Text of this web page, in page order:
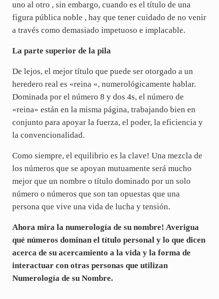
uno al otro , sin embargo, cuando es el título de una
figura pública noble , hay que tener cuidado de no venir
a través como demasiado impetuoso e implacable.
La parte superior de la pila
De lejos, el mejor título que puede ser otorgado a un
heredero real es «reina «, numerológicamente hablar.
Dominada por el número 8 y dos 4s, el número de
«reina» están en la misma página, trabajando bien en
conjunto para apoyar la fuerza, el poder, la eficiencia y
la convencionalidad.
Como siempre, el equilibrio es la clave! Una mezcla de
los números que se apoyan mutuamente será mucho
mejor que un nombre o título dominado por un solo
número o números que son tan opuestas que una
persona que vive una vida de lucha y tensión.
Ahora mira la numerología de su nombre! Averigua
qué números dominan el título personal y lo que dicen
acerca de su acercamiento a la vida y la forma de
interactuar con otras personas que utilizan
Numerología de su Nombre.